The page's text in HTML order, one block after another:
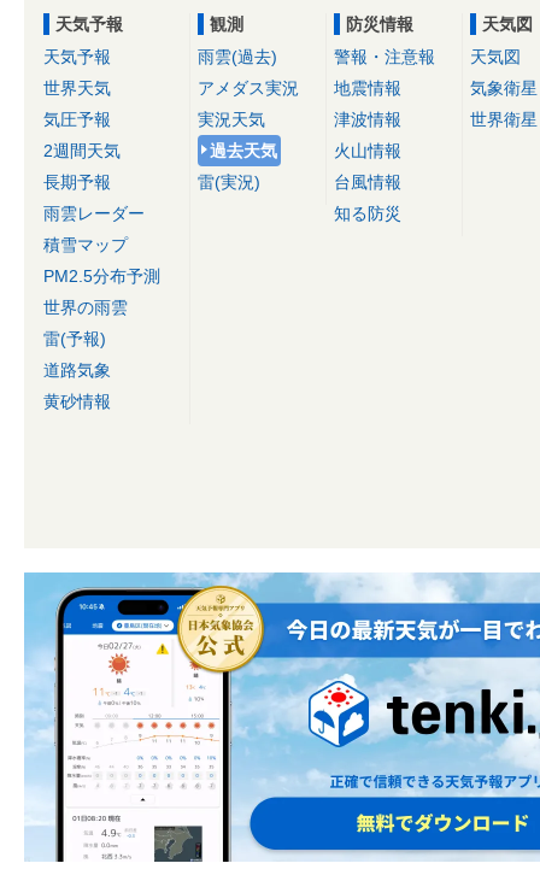
天気予報
天気予報
世界天気
気圧予報
2週間天気
長期予報
雨雲レーダー
積雪マップ
PM2.5分布予測
世界の雨雲
雷(予報)
道路気象
黄砂情報
観測
雨雲(過去)
アメダス実況
実況天気
過去天気
雷(実況)
防災情報
警報・注意報
地震情報
津波情報
火山情報
台風情報
知る防災
天気図
天気図
気象衛星
世界衛星